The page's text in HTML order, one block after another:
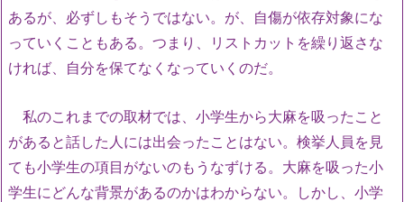
あるが、必ずしもそうではない。が、自傷が依存対象にな
っていくこともある。つまり、リストカットを繰り返さな
ければ、自分を保てなくなっていくのだ。
私のこれまでの取材では、小学生から大麻を吸ったこと
があると話した人には出会ったことはない。検挙人員を見
ても小学生の項目がないのもうなずける。大麻を吸った小
学生にどんな背景があるのかはわからない。しかし、小学